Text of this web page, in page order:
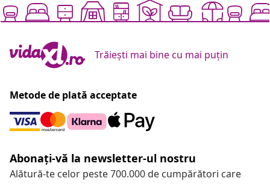
Metode de plată acceptate
Abonați-vă la newsletter-ul nostru